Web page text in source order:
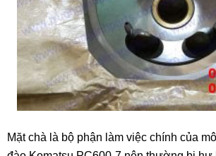
Mặt chà là bộ phận làm việc chính của